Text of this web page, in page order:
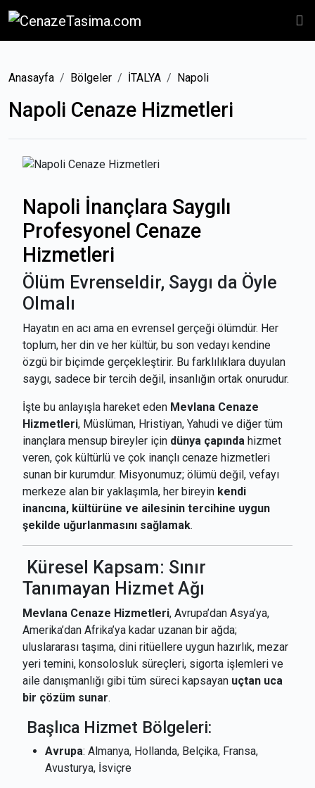
Anasayfa Bölgeler İTALYA Napoli
Napoli Cenaze Hizmetleri
Napoli İnançlara Saygılı
Profesyonel Cenaze
Hizmetleri
Ölüm Evrenseldir, Saygı da Öyle
Olmalı
Hayatın en acı ama en evrensel gerçeği ölümdür. Her
toplum, her din ve her kültür, bu son vedayı kendine
özgü bir biçimde gerçekleştirir. Bu farklılıklara duyulan
saygı, sadece bir tercih değil, insanlığın ortak onurudur.
İşte bu anlayışla hareket eden Mevlana Cenaze
Hizmetleri, Müslüman, Hristiyan, Yahudi ve diğer tüm
inançlara mensup bireyler için dünya çapında hizmet
veren, çok kültürlü ve çok inançlı cenaze hizmetleri
sunan bir kurumdur. Misyonumuz; ölümü değil, vefayı
merkeze alan bir yaklaşımla, her bireyin kendi
inancına, kültürüne ve ailesinin tercihine uygun
şekilde uğurlanmasını sağlamak.
Küresel Kapsam: Sınır
Tanımayan Hizmet Ağı
Mevlana Cenaze Hizmetleri, Avrupa’dan Asya’ya,
Amerika’dan Afrika’ya kadar uzanan bir ağda;
uluslararası taşıma, dini ritüellere uygun hazırlık, mezar
yeri temini, konsolosluk süreçleri, sigorta işlemleri ve
aile danışmanlığı gibi tüm süreci kapsayan uçtan uca
bir çözüm sunar.
Başlıca Hizmet Bölgeleri:
Avrupa: Almanya, Hollanda, Belçika, Fransa,
Avusturya, İsviçre